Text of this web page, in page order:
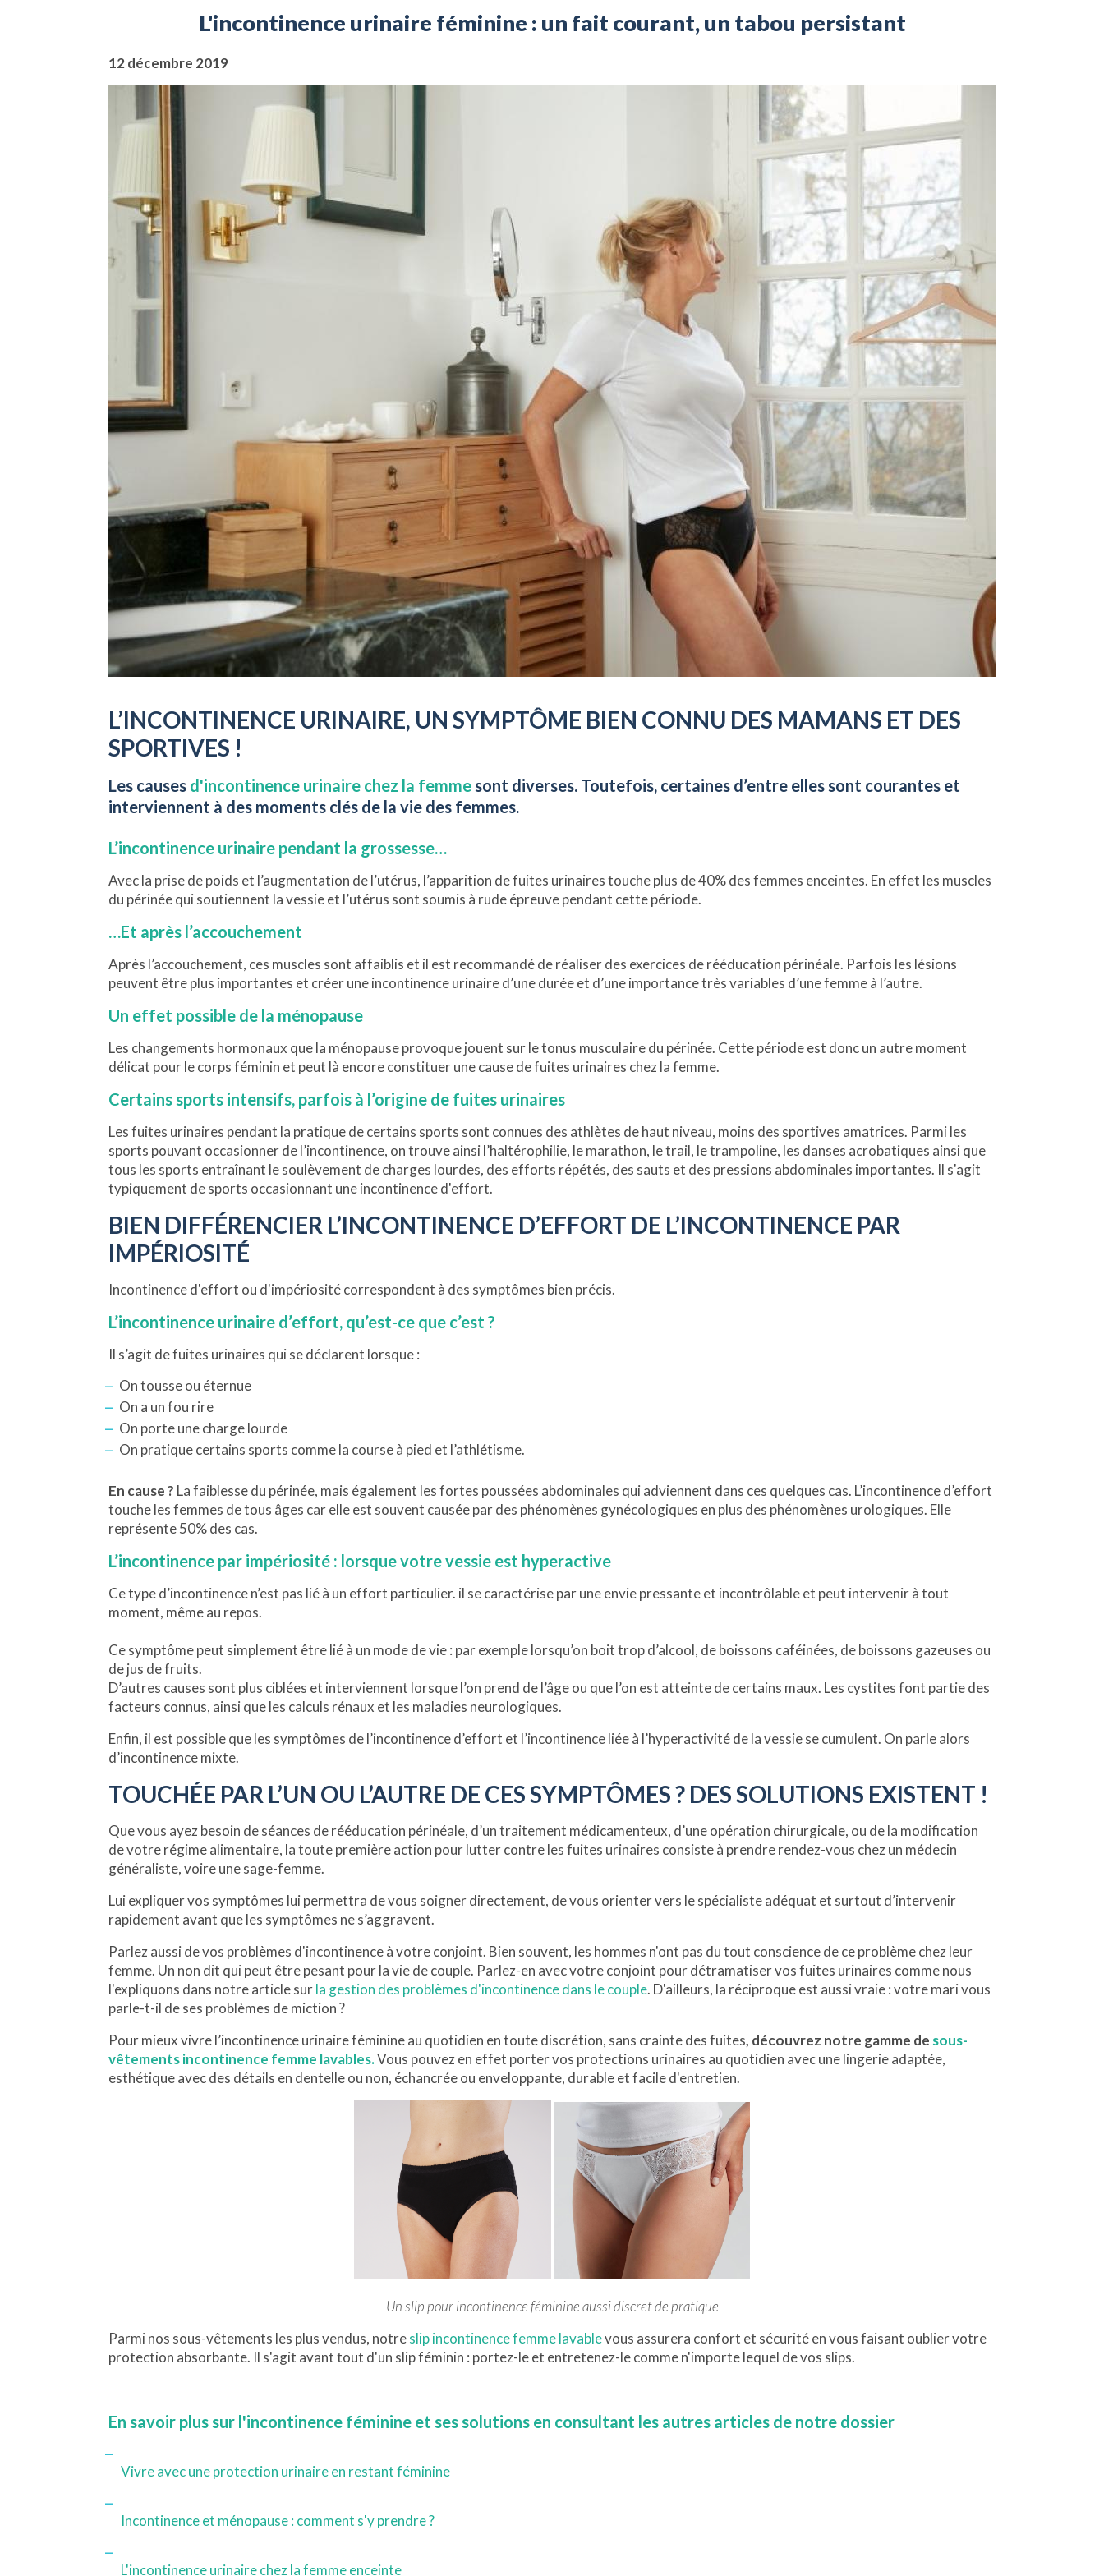
L'incontinence urinaire féminine : un fait courant, un tabou persistant
12 décembre 2019
L’INCONTINENCE URINAIRE, UN SYMPTÔME BIEN CONNU DES MAMANS ET DES
SPORTIVES !
Les causes d'incontinence urinaire chez la femmesont diverses. Toutefois, certaines d’entre elles sont courantes et
interviennent à des moments clés de la vie des femmes.
L’incontinence urinaire pendant la grossesse…
Avec la prise de poids et l’augmentation de l’utérus, l’apparition de fuites urinaires touche plus de 40% des femmes enceintes. En effet les muscles
du périnée qui soutiennent la vessie et l’utérus sont soumis à rude épreuve pendant cette période.
…Et après l’accouchement
Après l’accouchement, ces muscles sont affaiblis et il est recommandé de réaliser des exercices de rééducation périnéale. Parfois les lésions
peuvent être plus importantes et créer une incontinence urinaire d’une durée et d’une importance très variables d’une femme à l’autre.
Un effet possible de la ménopause
Les changements hormonaux que la ménopause provoque jouent sur le tonus musculaire du périnée. Cette période est donc un autre moment
délicat pour le corps féminin et peut là encore constituer une cause de fuites urinaires chez la femme.
Certains sports intensifs, parfois à l’origine de fuites urinaires
Les fuites urinaires pendant la pratique de certains sports sont connues des athlètes de haut niveau, moins des sportives amatrices. Parmi les
sports pouvant occasionner de l’incontinence, on trouve ainsi l’haltérophilie, le marathon, le trail, le trampoline, les danses acrobatiques ainsi que
tous les sports entraînant le soulèvement de charges lourdes, des efforts répétés, des sauts et des pressions abdominales importantes. Il s'agit
typiquement de sports occasionnant une incontinence d'effort.
BIEN DIFFÉRENCIER L’INCONTINENCE D’EFFORT DE L’INCONTINENCE PAR
IMPÉRIOSITÉ
Incontinence d'effort ou d'impériosité correspondent à des symptômes bien précis.
L’incontinence urinaire d’effort, qu’est-ce que c’est ?
Il s’agit de fuites urinaires qui se déclarent lorsque :
On tousse ou éternue
On a un fou rire
On porte une charge lourde
On pratique certains sports comme la course à pied et l’athlétisme.
En cause ? La faiblesse du périnée, mais également les fortes poussées abdominales qui adviennent dans ces quelques cas. L’incontinence d’effort
touche les femmes de tous âges car elle est souvent causée par des phénomènes gynécologiques en plus des phénomènes urologiques. Elle
représente 50% des cas.
L’incontinence par impériosité : lorsque votre vessie est hyperactive
Ce type d’incontinence n’est pas lié à un effort particulier. il se caractérise par une envie pressante et incontrôlable et peut intervenir à tout
moment, même au repos.
Ce symptôme peut simplement être lié à un mode de vie : par exemple lorsqu’on boit trop d’alcool, de boissons caféinées, de boissons gazeuses ou
de jus de fruits.
D’autres causes sont plus ciblées et interviennent lorsque l’on prend de l’âge ou que l’on est atteinte de certains maux. Les cystites font partie des
facteurs connus, ainsi que les calculs rénaux et les maladies neurologiques.
Enfin, il est possible que les symptômes de l’incontinence d’effort et l’incontinence liée à l’hyperactivité de la vessie se cumulent. On parle alors
d’incontinence mixte.
TOUCHÉE PAR L’UN OU L’AUTRE DE CES SYMPTÔMES ? DES SOLUTIONS EXISTENT !
Que vous ayez besoin de séances de rééducation périnéale, d’un traitement médicamenteux, d’une opération chirurgicale, ou de la modification
de votre régime alimentaire, la toute première action pour lutter contre les fuites urinaires consiste à prendre rendez-vous chez un médecin
généraliste, voire une sage-femme.
Lui expliquer vos symptômes lui permettra de vous soigner directement, de vous orienter vers le spécialiste adéquat et surtout d’intervenir
rapidement avant que les symptômes ne s’aggravent.
Parlez aussi de vos problèmes d'incontinence à votre conjoint. Bien souvent, les hommes n'ont pas du tout conscience de ce problème chez leur
femme. Un non dit qui peut être pesant pour la vie de couple. Parlez-en avec votre conjoint pour détramatiser vos fuites urinaires comme nous
l'expliquons dans notre article surla gestion des problèmes d'incontinence dans le couple. D'ailleurs, la réciproque est aussi vraie : votre mari vous
parle-t-il de ses problèmes de miction ?
Pour mieux vivre l’incontinence urinaire féminine au quotidien en toute discrétion, sans crainte des fuites, découvrez notre gamme de sous-
vêtements incontinence femme lavables.Vous pouvez en effet porter vos protections urinaires au quotidien avec une lingerie adaptée,
esthétique avec des détails en dentelle ou non, échancrée ou enveloppante, durable et facile d'entretien.
Un slip pour incontinence féminine aussi discret de pratique
Parmi nos sous-vêtements les plus vendus, notreslip incontinence femme lavablevous assurera confort et sécurité en vous faisant oublier votre
protection absorbante. Il s'agit avant tout d'un slip féminin : portez-le et entretenez-le comme n'importe lequel de vos slips.
En savoir plus sur l'incontinence féminine et ses solutions en consultant les autres articles de notre dossier
Vivre avec une protection urinaire en restant féminine
Incontinence et ménopause : comment s'y prendre ?
L'incontinence urinaire chez la femme enceinte